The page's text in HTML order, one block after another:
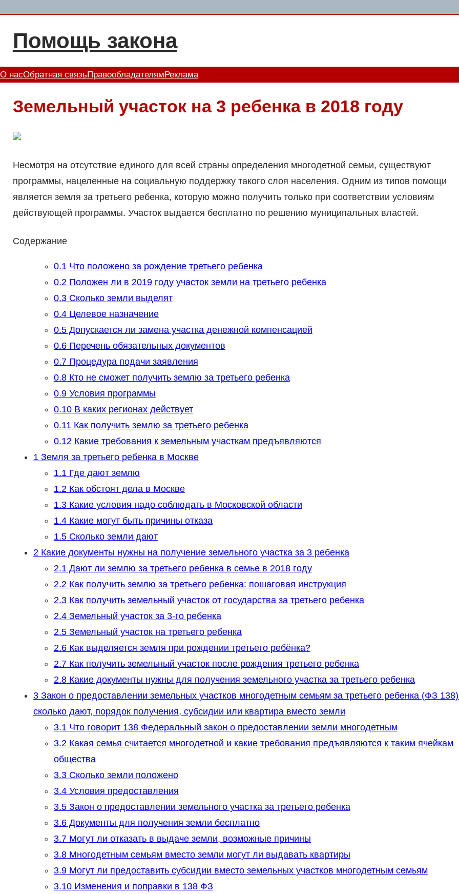
содержимому
Помощь закона
О насОбратная связьПравообладателям Реклама
Земельный участок на 3 ребенка в 2018 году
Несмотря на отсутствие единого для всей страны определения многодетной семьи, существуют
программы, нацеленные на социальную поддержку такого слоя населения. Одним из типов помощи
является земля за третьего ребенка, которую можно получить только при соответствии условиям
действующей программы. Участок выдается бесплатно по решению муниципальных властей.
Содержание
0.1Что положено за рождение третьего ребенка
0.2Положен ли в 2019 году участок земли на третьего ребенка
0.3Сколько земли выделят
0.4Целевое назначение
0.5Допускается ли замена участка денежной компенсацией
0.6Перечень обязательных документов
0.7Процедура подачи заявления
0.8Кто не сможет получить землю за третьего ребенка
0.9Условия программы
0.10В каких регионах действует
0.11Как получить землю за третьего ребенка
0.12Какие требования к земельным участкам предъявляются
1Земля за третьего ребенка в Москве
1.1Где дают землю
1.2Как обстоят дела в Москве
1.3Какие условия надо соблюдать в Московской области
1.4Какие могут быть причины отказа
1.5Сколько земли дают
2Какие документы нужны на получение земельного участка за 3 ребенка
2.1Дают ли землю за третьего ребенка в семье в 2018 году
2.2Как получить землю за третьего ребенка: пошаговая инструкция
2.3Как получить земельный участок от государства за третьего ребенка
2.4Земельный участок за 3-го ребенка
2.5Земельный участок на третьего ребенка
2.6Как выделяется земля при рождении третьего ребёнка?
2.7Как получить земельный участок после рождения третьего ребенка
2.8Какие документы нужны для получения земельного участка за третьего ребенка
3Закон о предоставлении земельных участков многодетным семьям за третьего ребенка (ФЗ
сколько дают, порядок получения, субсидии или квартира вместо земли
3.1Что говорит 138 Федеральный закон о предоставлении земли многодетным
3.2Какая семья считается многодетной и какие требования предъявляются к таким ячейкам
общества
3.3Сколько земли положено
3.4Условия предоставления
3.5Закон о предоставлении земельного участка за третьего ребенка
3.6Документы для получения земли бесплатно
3.7Могут ли отказать в выдаче земли, возможные причины
3.8Многодетным семьям вместо земли могут ли выдавать квартиры
3.9Могут ли предоставить субсидии вместо земельных участков многодетным семьям
3.10Изменения и поправки в 138 ФЗ